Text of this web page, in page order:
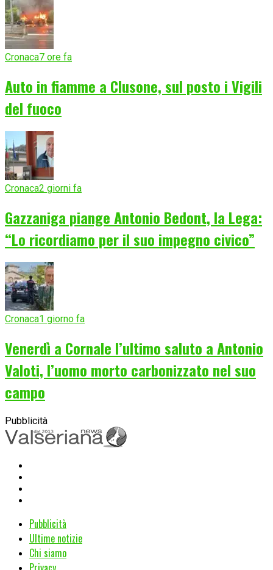
Cronaca7 ore fa
Auto in fiamme a Clusone, sul posto i Vigili
del fuoco
Cronaca2 giorni fa
Gazzaniga piange Antonio Bedont, la Lega:
“Lo ricordiamo per il suo impegno civico”
Cronaca1 giorno fa
Venerdì a Cornale l’ultimo saluto a Antonio
Valoti, l’uomo morto carbonizzato nel suo
campo
Pubblicità
Pubblicità
Ultime notizie
Chi siamo